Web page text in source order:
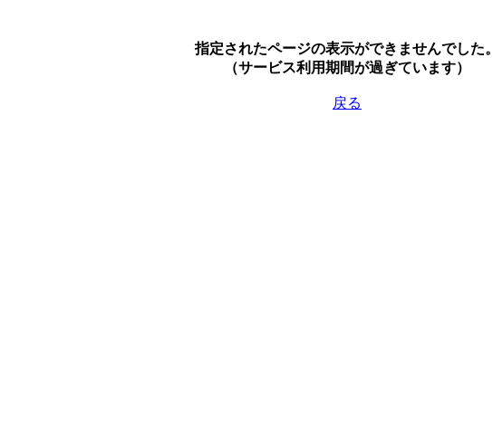
指定されたページの表示ができませんでした。
（サービス利用期間が過ぎています）
戻る